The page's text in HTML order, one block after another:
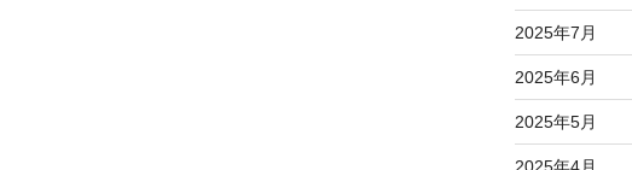
2025年7月
2025年6月
2025年5月